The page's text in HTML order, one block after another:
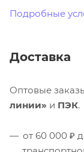
Подробные
Доставка
Оптовые
линии» и ПЭК.
от 60 000 ₽